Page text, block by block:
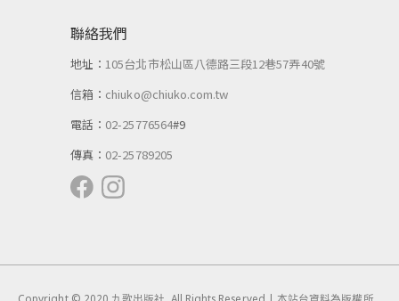
聯絡我們
地址：105台北市松山區八德路三段12巷57弄40號
信箱： chiuko@chiuko.com.tw
電話： 02-25776564#9
傳真： 02-25789205
Copyright © 2020 九歌出版社. All Rights Reserved | 本站台資料為版權所